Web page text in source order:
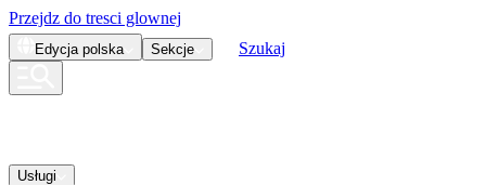
Przejdz do tresci glownej
Edycja polska Sekcje Szukaj
Usługi